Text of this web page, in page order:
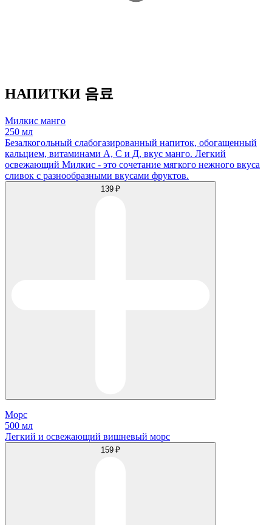
НАПИТКИ 음료
Милкис манго
250 мл
Безалкогольный слабогазированный напиток, обогащенный
кальцием, витаминами А, С и Д, вкус манго. Легкий
освежающий Милкис - это сочетание мягкого нежного вкуса
сливок с разнообразными вкусами фруктов.
139 ₽
Морс
500 мл
Легкий и освежающий вишневый морс
159 ₽